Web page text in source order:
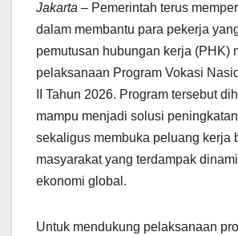
Jakarta – Pemerintah terus
dalam membantu para pekerja
pemutusan hubungan kerja (PHK)
pelaksanaan Program Vokasi
II Tahun 2026. Program tersebut
mampu menjadi solusi
sekaligus membuka peluang kerja
masyarakat yang terdampak
ekonomi global.
Untuk mendukung pelaksanaan